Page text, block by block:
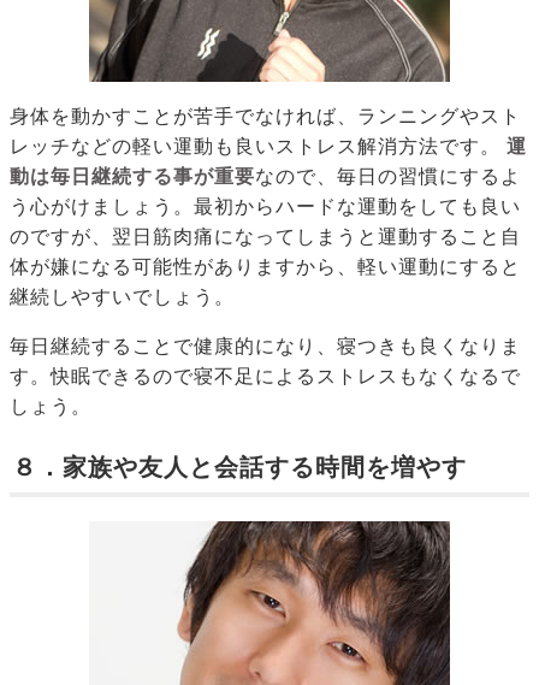
身体を動かすことが苦手でなければ、ランニングやスト
レッチなどの軽い運動も良いストレス解消方法です。
運
動は毎日継続する事が重要なので、毎日の習慣にするよ
う心がけましょう。最初からハードな運動をしても良い
のですが、翌日筋肉痛になってしまうと運動すること自
体が嫌になる可能性がありますから、軽い運動にすると
継続しやすいでしょう。
毎日継続することで健康的になり、寝つきも良くなりま
す。快眠できるので寝不足によるストレスもなくなるで
しょう。
８．家族や友人と会話する時間を増やす